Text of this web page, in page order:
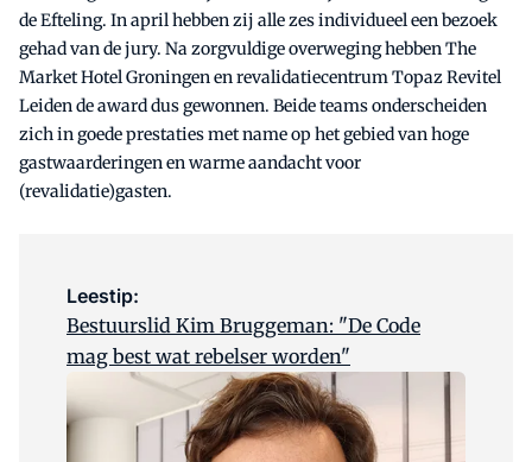
de Efteling. In april hebben zij alle zes individueel een bezoek
gehad van de jury. Na zorgvuldige overweging hebben The
Market Hotel Groningen en revalidatiecentrum Topaz Revitel
Leiden de award dus gewonnen. Beide teams onderscheiden
zich in goede prestaties met name op het gebied van hoge
gastwaarderingen en warme aandacht voor
(revalidatie)gasten.
Leestip:
Bestuurslid Kim Bruggeman: "De Code
mag best wat rebelser worden"